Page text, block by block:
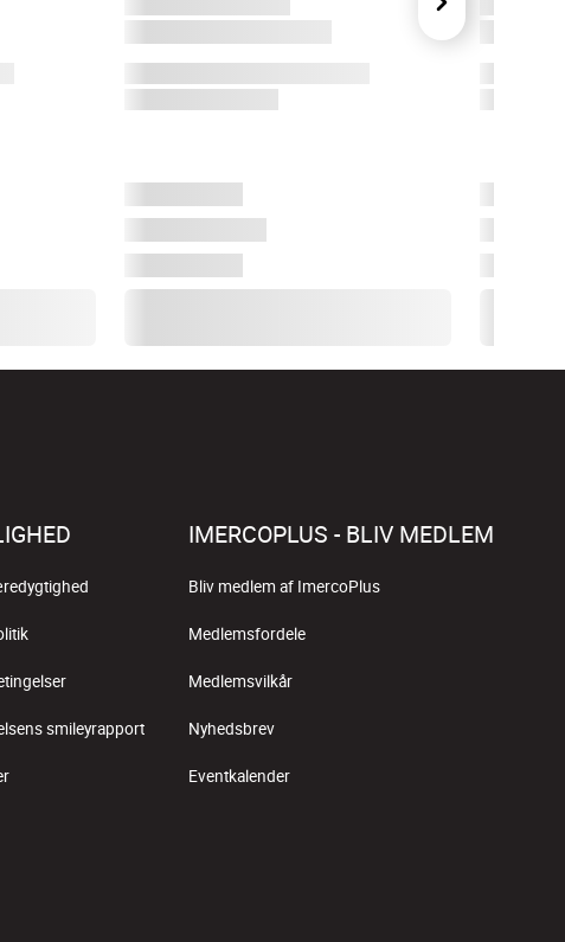
smileyrapport
IMERCOPLUS - BLIV MEDLEM
Bliv medlem af ImercoPlus
Medlemsfordele
Medlemsvilkår
Nyhedsbrev
Eventkalender